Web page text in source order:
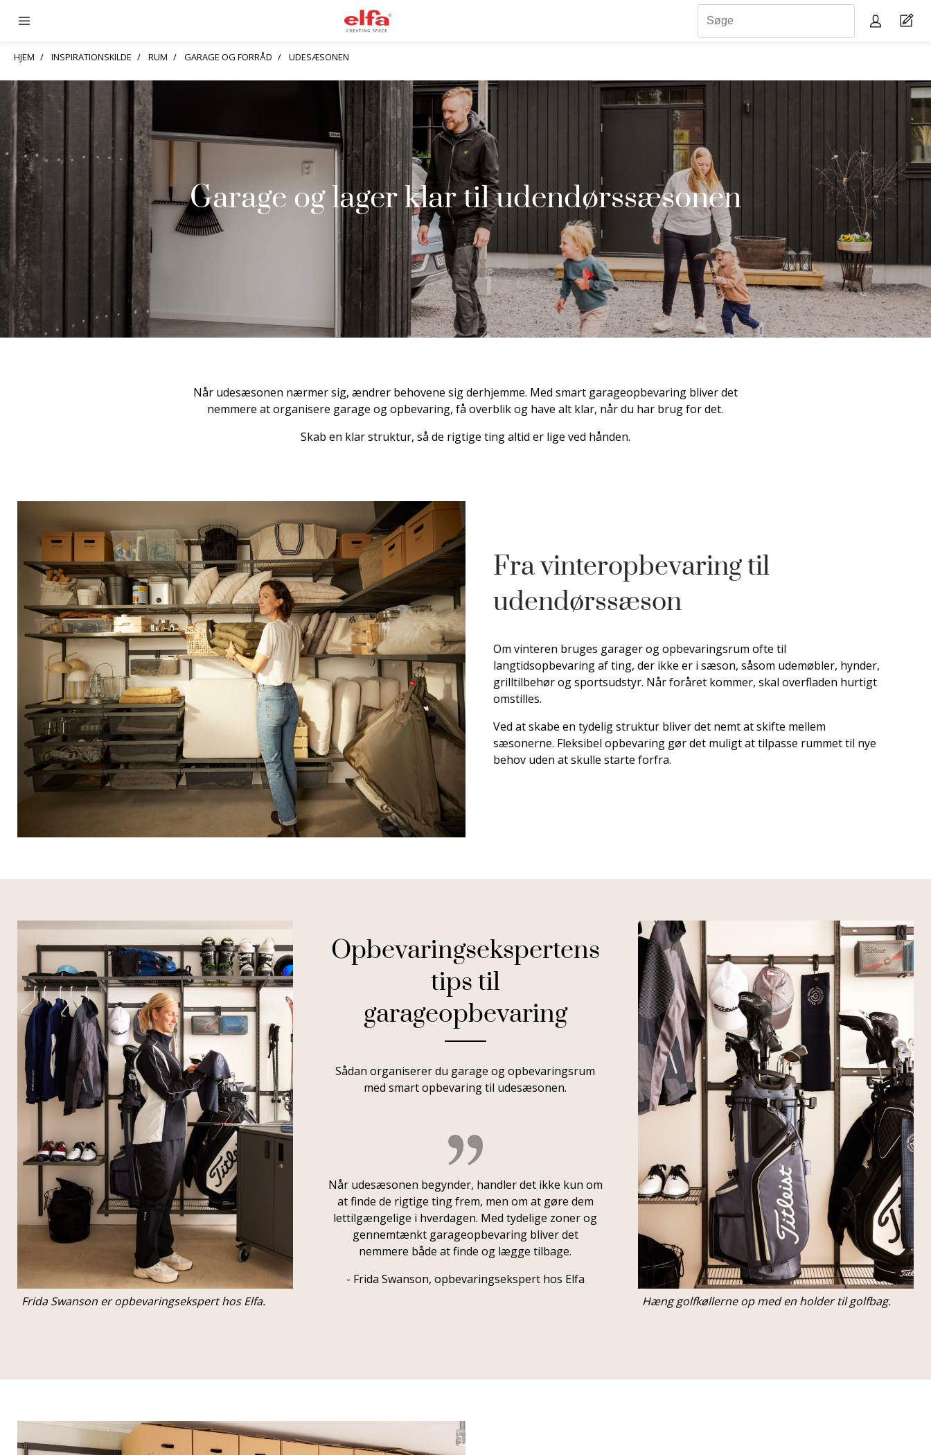
HJEM INSPIRATIONSKILDE RUM GARAGE OG FORRÅD UDESÆSONEN
Garage og lager klar til udendørssæsonen
Når udesæsonen nærmer sig, ændrer behovene sig derhjemme. Med smart garageopbevaring bliver det
nemmere at organisere garage og opbevaring, få overblik og have alt klar, når du har brug for det.
Skab en klar struktur, så de rigtige ting altid er lige ved hånden.
Fra vinteropbevaring til
udendørssæson
Om vinteren bruges garager og opbevaringsrum ofte til
langtidsopbevaring af ting, der ikke er i sæson, såsom udemøbler, hynder,
grilltilbehør og sportsudstyr. Når foråret kommer, skal overfladen hurtigt
omstilles.
Ved at skabe en tydelig struktur bliver det nemt at skifte mellem
sæsonerne. Fleksibel opbevaring gør det muligt at tilpasse rummet til nye
behov uden at skulle starte forfra.
Frida Swanson er opbevaringsekspert hos Elfa.
Opbevaringsekspertens
tips til
garageopbevaring
Sådan organiserer du garage og opbevaringsrum
med smart opbevaring til udesæsonen.
Når udesæsonen begynder, handler det ikke kun om
at finde de rigtige ting frem, men om at gøre dem
lettilgængelige i hverdagen. Med tydelige zoner og
gennemtænkt garageopbevaring bliver det
nemmere både at finde og lægge tilbage.
- Frida Swanson, opbevaringsekspert hos Elfa
Hæng golfkøllerne op med en holder til golfbag.